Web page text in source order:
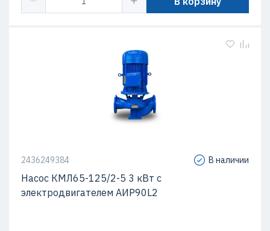
2436249384 В наличии
Насос КМЛ65-125/2-5 3 кВт c
электродвигателем АИР90L2